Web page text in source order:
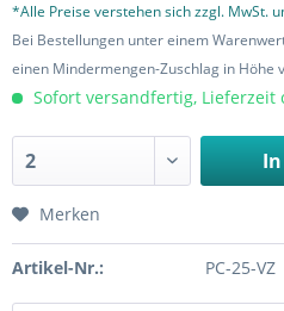
*Alle Preise verstehen sich zzgl. MwSt.
Bei Bestellungen unter einem
einen Mindermengen-Zuschlag in Höhe
Sofort versandfertig, Lieferzeit
Merken
Artikel-Nr.: PC-25-VZ